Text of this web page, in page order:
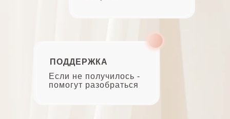
Если не получилось -
помогут разобраться
ПОДДЕРЖКА